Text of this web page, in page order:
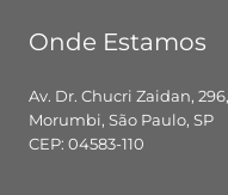
Onde Estamos
Av. Dr. Chucri Zaidan,
Morumbi, São Paulo, SP
CEP: 04583-110